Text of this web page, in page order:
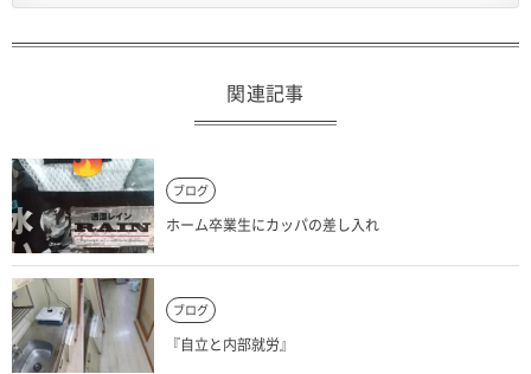
関連記事
ブログ
ホーム卒業生にカッパの差し入れ
ブログ
『自立と内部就労』